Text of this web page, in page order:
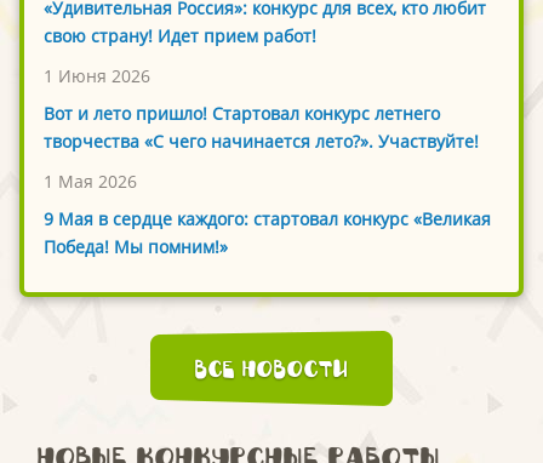
«Удивительная Россия»: конкурс для всех, кто любит
свою страну! Идет прием работ!
1 Июня 2026
Вот и лето пришло! Стартовал конкурс летнего
творчества «С чего начинается лето?». Участвуйте!
1 Мая 2026
9 Мая в сердце каждого: стартовал конкурс «Великая
Победа! Мы помним!»
Все новости